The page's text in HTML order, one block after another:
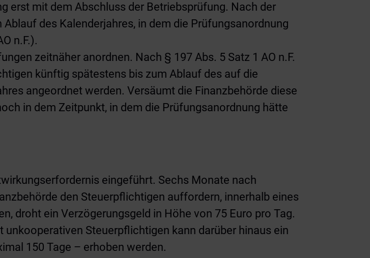
erst mit dem Abschluss der Betriebsprüfung. Nach der
des Kalenderjahres, in dem die Prüfungsanordnung
n.F.).
zeitnäher anordnen. Nach § 197 Abs. 5 Satz 1 AO n.F.
künftig spätestens bis zum Ablauf des auf die
angeordnet werden. Versäumt die Finanzbehörde diese
in dem Zeitpunkt, in dem die Prüfungsanordnung hätte
eingeführt. Sechs Monate nach
den Steuerpflichtigen auffordern, innerhalb eines
droht ein Verzögerungsgeld in Höhe von 75 Euro pro Tag.
Steuerpflichtigen kann darüber hinaus ein
150 Tage – erhoben werden.